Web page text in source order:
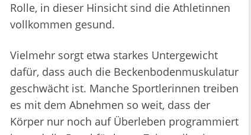
Rolle, in dieser Hinsicht sind die Athletinnen
vollkommen gesund.
Vielmehr sorgt etwa starkes Untergewicht
dafür, dass auch die Beckenbodenmuskulatur
geschwächt ist. Manche Sportlerinnen treiben
es mit dem Abnehmen so weit, dass der
Körper nur noch auf Überleben programmiert